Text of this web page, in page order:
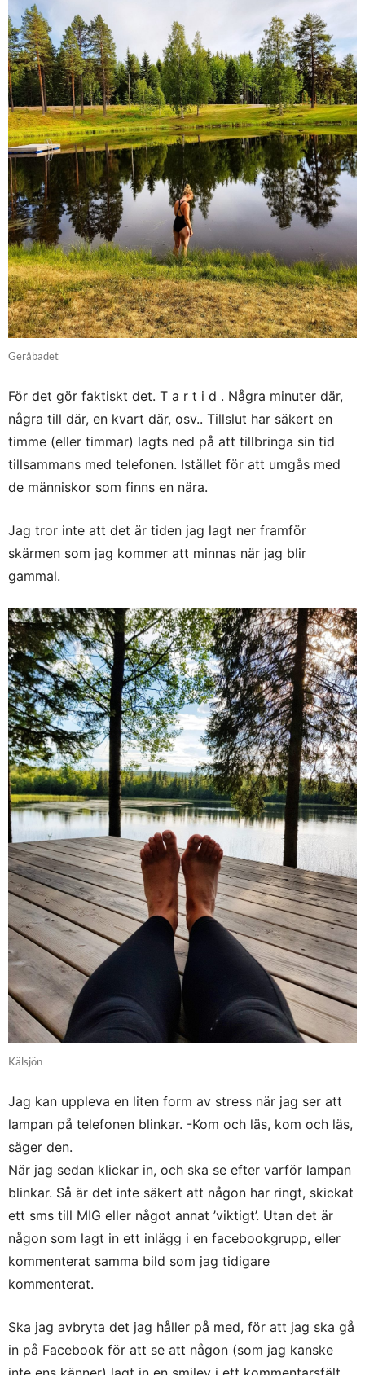
Geråbadet
För det gör faktiskt det. T a r t i d . Några minuter där,
några till där, en kvart där, osv.. Tillslut har säkert en
timme (eller timmar) lagts ned på att tillbringa sin tid
tillsammans med telefonen. Istället för att umgås med
de människor som finns en nära.
Jag tror inte att det är tiden jag lagt ner framför
skärmen som jag kommer att minnas när jag blir
gammal.
Kälsjön
Jag kan uppleva en liten form av stress när jag ser att
lampan på telefonen blinkar. -Kom och läs, kom och läs,
säger den.
När jag sedan klickar in, och ska se efter varför lampan
blinkar. Så är det inte säkert att någon har ringt, skickat
ett sms till MIG eller något annat ’viktigt’. Utan det är
någon som lagt in ett inlägg i en facebookgrupp, eller
kommenterat samma bild som jag tidigare
kommenterat.
Ska jag avbryta det jag håller på med, för att jag ska gå
in på Facebook för att se att någon (som jag kanske